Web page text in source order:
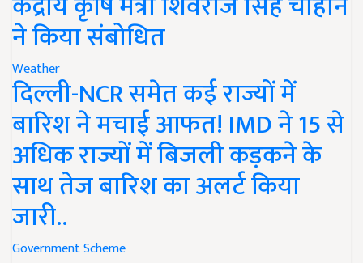
ने किया संबोधित
Weather
दिल्ली-NCR समेत कई राज्यों में
बारिश ने मचाई आफत! IMD ने 15 से
अधिक राज्यों में बिजली कड़कने के
साथ तेज बारिश का अलर्ट किया
जारी..
Government Scheme